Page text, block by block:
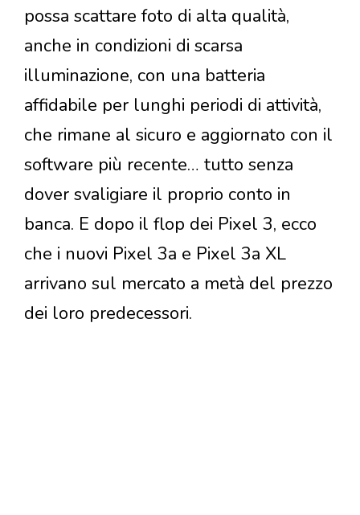
possa scattare foto di alta qualità,
anche in condizioni di scarsa
illuminazione, con una batteria
affidabile per lunghi periodi di attività,
che rimane al sicuro e aggiornato con il
software più recente… tutto senza
dover svaligiare il proprio conto in
banca. E dopo il flop dei Pixel 3, ecco
che i nuovi Pixel 3a e Pixel 3a XL
arrivano sul mercato a metà del prezzo
dei loro predecessori.